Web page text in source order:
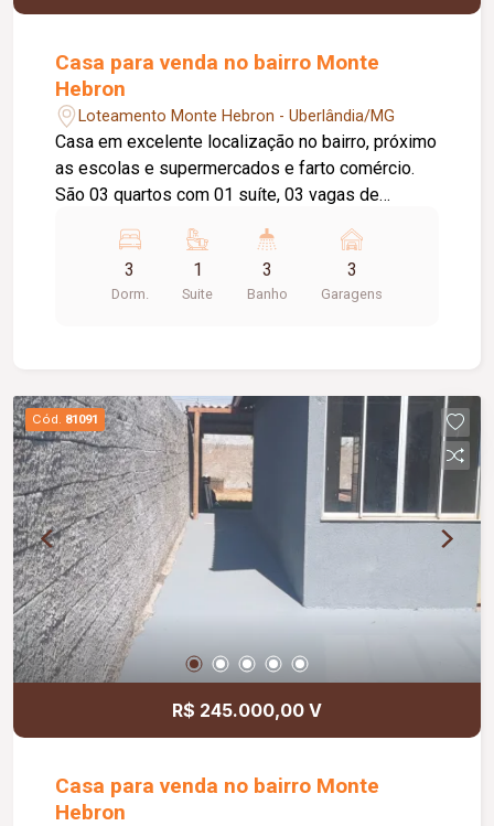
Casa para venda no bairro Monte
Hebron
Loteamento Monte Hebron - Uberlândia/MG
Casa em excelente localização no bairro, próximo
as escolas e supermercados e farto comércio.
São 03 quartos com 01 suíte, 03 vagas de
churrasqueira.
3
Dorm.
1
Suite
3
Banho
3
Garagens
Cód. 81091
R$ 245.000,00 V
Casa para venda no bairro Monte
Hebron